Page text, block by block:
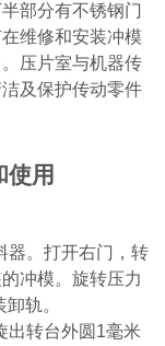
部分有不锈钢门
维修和安装冲模
压片室与机器传
及保护传动零件
使用
器。打开右门，转
冲模。旋转压力
轨。
出转台外圆 1毫米